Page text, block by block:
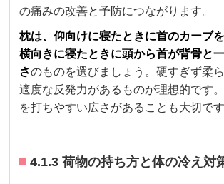
の痛みの改善と予防につながります。
枕は、仰向けに寝たときに首のカーブを
横向きに寝たときに頭から首が背骨と
さのものを選びましょう。硬すぎず柔ら
適度な反発力があるものが理想的です
を打ちやすい広さがあることも大切です
4.1.3 荷物の持ち方と体の冷え対